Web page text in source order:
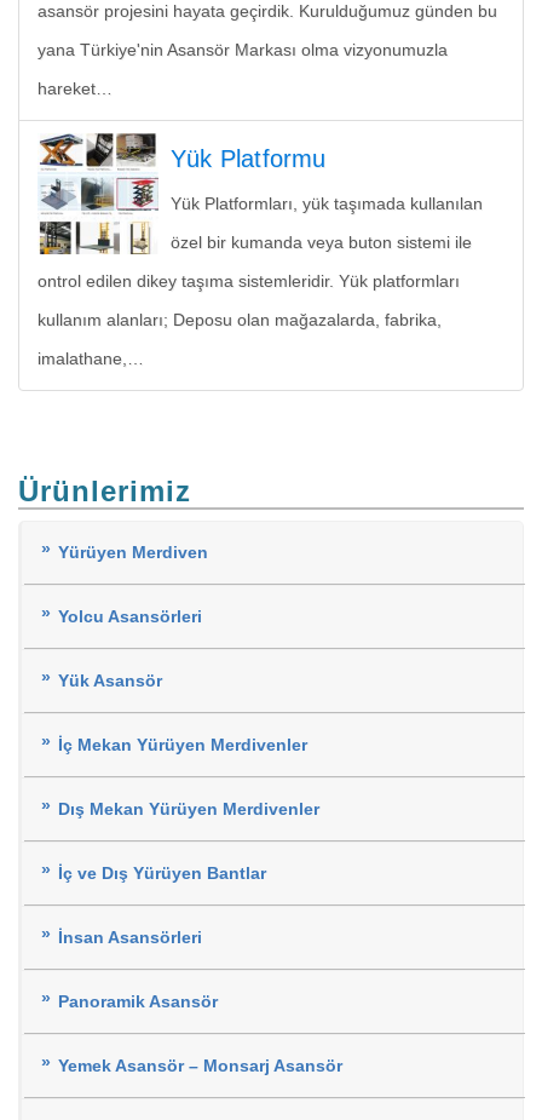
asansör projesini hayata geçirdik. Kurulduğumuz günden bu
yana Türkiye'nin Asansör Markası olma vizyonumuzla
hareket…
Yük Platformu
Yük Platformları, yük taşımada kullanılan
özel bir kumanda veya buton sistemi ile
ontrol edilen dikey taşıma sistemleridir. Yük platformları
kullanım alanları; Deposu olan mağazalarda, fabrika,
imalathane,…
Ürünlerimiz
Yürüyen Merdiven
Yolcu Asansörleri
Yük Asansör
İç Mekan Yürüyen Merdivenler
Dış Mekan Yürüyen Merdivenler
İç ve Dış Yürüyen Bantlar
İnsan Asansörleri
Panoramik Asansör
Yemek Asansör – Monsarj Asansör